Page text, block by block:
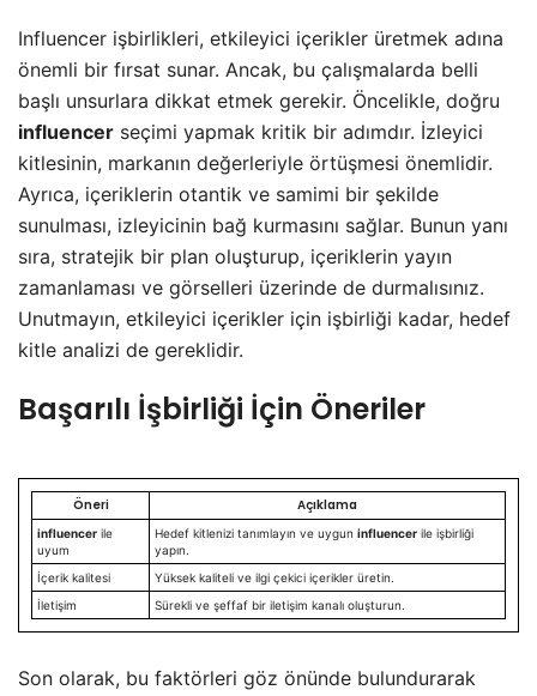
Influencer işbirlikleri, etkileyici içerikler üretmek adına
önemli bir fırsat sunar. Ancak, bu çalışmalarda belli
başlı unsurlara dikkat etmek gerekir. Öncelikle, doğru
influencer seçimi yapmak kritik bir adımdır. İzleyici
kitlesinin, markanın değerleriyle örtüşmesi önemlidir.
Ayrıca, içeriklerin otantik ve samimi bir şekilde
sunulması, izleyicinin bağ kurmasını sağlar. Bunun yanı
sıra, stratejik bir plan oluşturup, içeriklerin yayın
zamanlaması ve görselleri üzerinde de durmalısınız.
Unutmayın, etkileyici içerikler için işbirliği kadar, hedef
kitle analizi de gereklidir.
Başarılı İşbirliği İçin Öneriler
Öneri Açıklama
influencer ile
uyum
Hedef kitlenizi tanımlayın ve uygun influencer ile işbirliği
yapın.
İçerik kalitesi
Yüksek kaliteli ve ilgi çekici içerikler üretin.
İletişim
Sürekli ve şeffaf bir iletişim kanalı oluşturun.
Son olarak, bu faktörleri göz önünde bulundurarak